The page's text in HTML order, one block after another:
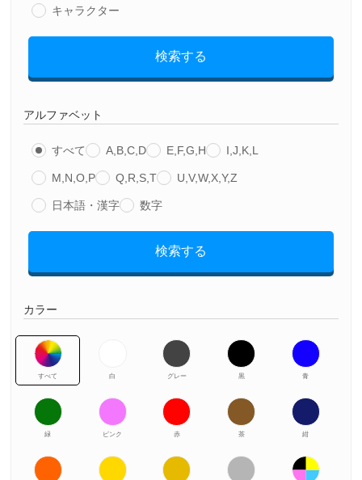
キャラクター
検索する
アルファベット
すべて A,B,C,D E,F,G,H I,J,K,L
M,N,O,P Q,R,S,T U,V,W,X,Y,Z
日本語・漢字 数字
検索する
カラー
すべて 白 グレー 黒 青
緑 ピンク 赤 茶 紺